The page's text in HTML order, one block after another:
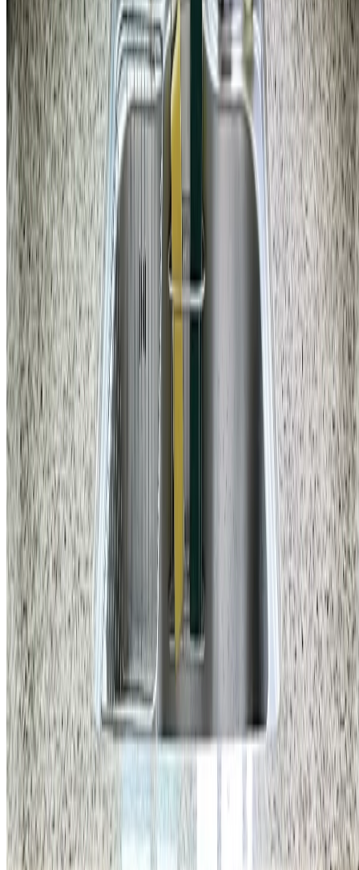
주방
강남구 삼성동 삼성동힐스테이트 주방 싱크대 물 튀김 수전 교
체 비용
167,200 원
자세히 보기
홈앤코 주식회사
대표
국형주 & 류지호
주소
강남구 학동로 34길 16 4층
사업자등록번호
470-88-03000
통신판매업 신고번호
제2025-서울강남-01231호
이메일
info@homeco.kr
고객 센터